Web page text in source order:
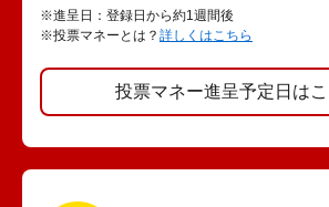
※進呈日：登録日から約1週間後
※投票マネーとは？ 詳しくはこちら
投票マネー進呈予定日は